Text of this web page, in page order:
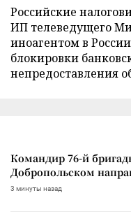
Российские
ИП телеведущего
иноагентом в
блокировки
непредоставления
Командир 76-й
Добропольском
3 минуты назад